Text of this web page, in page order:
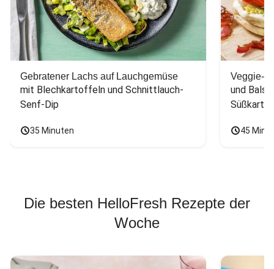
Gebratener Lachs auf Lauchgemüse
mit Blechkartoffeln und Schnittlauch-
Senf-Dip
35 Minuten
Veggie-
und
45
Die besten HelloFresh Rezepte der
Woche